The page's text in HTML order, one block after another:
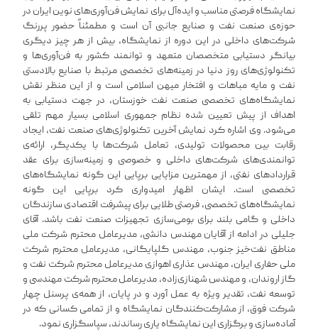
نمایشگاه فرصتی مناسب و ایده‌آل برای نمایش فن‌آوری‌های نوین ایران در
حوزه‌ی صنعت نفت و صنایع جانبی آن است و مطمئناً حضور پررنگ
شرکت‌های داخلی در این دوره از نمایشگاه، بیش از هر چیز دیگری
بیانگر دستیابی متخصصان متعهد و توانمند کشور به فن‌آوری‌ها و
تکنولوژی‌های روز دنیا در زمینه‌های تخصصی مرتبط با صنایع بالادستی
نفت و مایه مباهات و افتخار میهن اسلامی است و از این منظر نقش
نمایشگاه‌های تخصصی صنعت نفت خوزستان، در جهت دستیابی به
اهداف از پیش تعیین شده نظام جمهوری اسلامی بسیار مهم تلقی
می‌شود. وی اشاره کرد نمایش آخرین تکنولوژی‌های صنعت نفت، ایجاد
رقابت بین محصولات تولیدی، تعامل شرکت‌ها با یکدیگر، ارائه‌ی
توانمندی‌های شرکت‌های داخلی و خصوصی و زمینه‌سازی برای عقد
قراردادهای نفتی، از مهمترین مزایایی برپایی این گونه نمایشگاه‌های
تخصصی است. ایشان اظهار امیدواری کرد برپایی این گونه
نمایشگاه‌های تخصصی، فرصتی طلایی برای پیشرفت اقتصادی سازندگان
داخلی و‌ گامی بلند برای بومی‌سازی تجهیزات صنعت نفت باشد. آقای
جلیلی در ادامه از آقایان مهندس دانشی، مدیرعامل محترم شرکت ملی
مناطق نفت‌خیز جنوب، مهندس گلپایگانی، مدیرعامل محترم شرکت
ملی حفاری ایران، مهندس عذاری اهوازی مدیرعامل محترم شرکت نفت و
گاز اروندان، و مهندس شهنازی‌زاده، مدیرعامل محترم شرکت مهندسی و
توسعه نفت، تقدیر ویژه به عمل آورد و در پایان، از همه‌ی پرسنل چهار
شرکت فوق، از مشارکت‌کنندگان نمایشگاه و از تمامی کسانی که در
آماده‌سازی و برگزاری این نمایشگاه یاری رساندند، سپاسگزاری نمود.